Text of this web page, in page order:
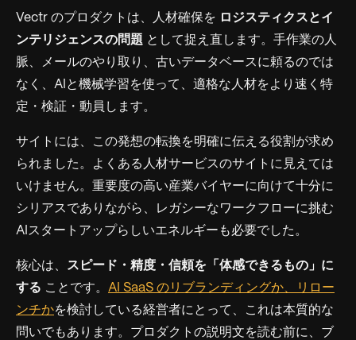
Vectr のプロダクトは、人材確保を
ロジスティクスとイ
ンテリジェンスの問題 として捉え直します。手作業の人
脈、メールのやり取り、古いデータベースに頼るのでは
なく、AIと機械学習を使って、適格な人材をより速く特
定・検証・動員します。
サイトには、この発想の転換を明確に伝える役割が求め
られました。よくある人材サービスのサイトに見えては
いけません。重要度の高い産業バイヤーに向けて十分に
シリアスでありながら、レガシーなワークフローに挑む
AIスタートアップらしいエネルギーも必要でした。
核心は、 スピード・精度・信頼を「体感できるもの」に
する ことです。 AI SaaS のリブランディングか、リロー
ンチかを検討している経営者にとって、これは本質的な
問いでもあります。プロダクトの説明文を読む前に、ブ